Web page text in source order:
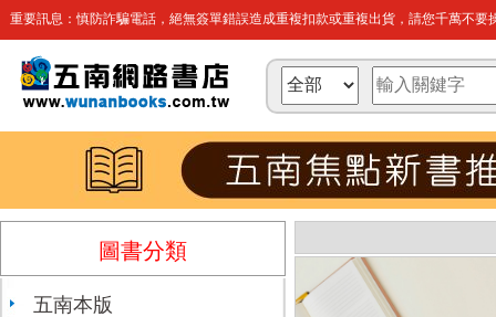
重要訊息：慎防詐騙電話，絕無簽單錯誤造成重複扣款或重複出貨，請您千萬不要
圖書分類
五南本版